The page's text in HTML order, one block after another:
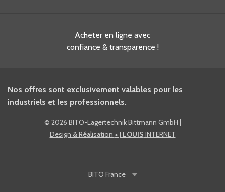
Acheter en ligne avec
confiance & transparence !
Nos offres sont exclusivement valables pour les
industriels et les professionnels.
© 2026 BITO-Lagertechnik Bittmann GmbH |
Design & Réalisation + | LOUIS INTERNET
BITO France